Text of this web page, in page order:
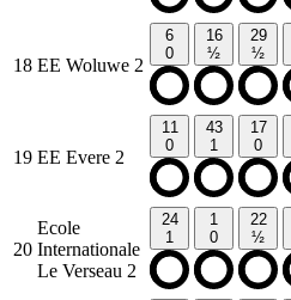
18 EE Woluwe 2
6
0
16
½
29
½
19 EE Evere 2
11
0
43
1
17
0
20
Ecole
Internationale
Le Verseau 2
24
1
1
0
22
½